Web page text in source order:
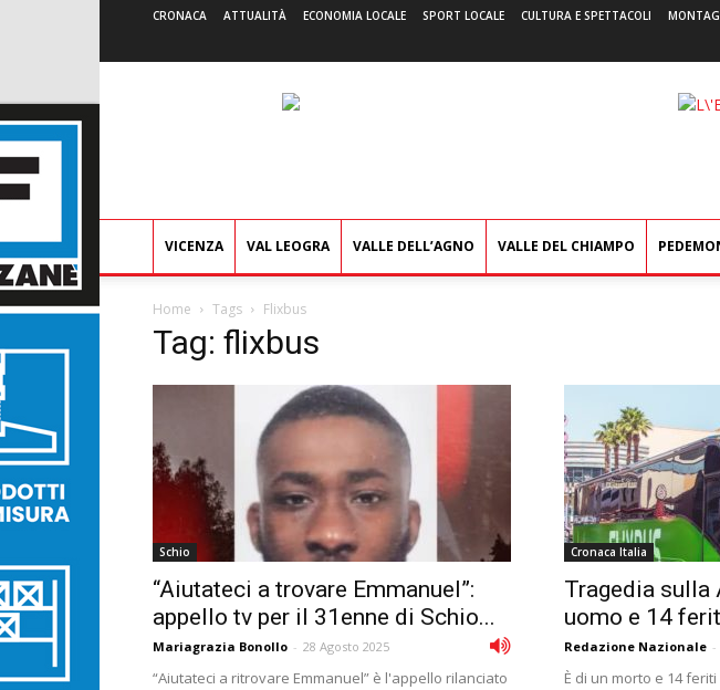
CRONACA ATTUALITÀ ECONOMIA LOCALE SPORT LOCALE CULTURA E SPETTACOLI
VICENZA VAL LEOGRA VALLE DELL’AGNO VALLE DEL CHIAMPO
Home Tags Flixbus
Tag: flixbus
Schio
“Aiutateci a trovare Emmanuel”:
appello tv per il 31enne di Schio...
Mariagrazia Bonollo - 28 Agosto 2025
“Aiutateci a ritrovare Emmanuel” è l'appello rilanciato
Cronaca Italia
Tragedia sulla
uomo e 14
Redazione Nazionale -
È di un morto e 14